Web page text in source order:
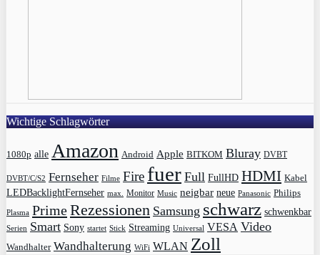
Wichtige Schlagwörter
1080p alle Amazon Android Apple BITKOM Bluray DVBT
DVBT/C/S2 Fernseher Filme Fire fuer Full FullHD HDMI Kabel
LEDBacklightFernseher max. Monitor Music neigbar neue Panasonic Philips
Plasma PrimeRezessionen Samsung schwarz schwenkbar
Serien Smart Sony startet Stick Streaming Universal VESA Video
Wandhalter Wandhalterung WiFi WLAN Zoll